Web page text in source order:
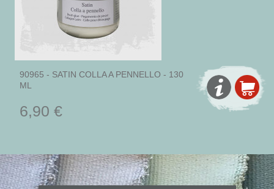
90965 - SATIN COLLA A PENNELLO - 130
ML
6,90 €